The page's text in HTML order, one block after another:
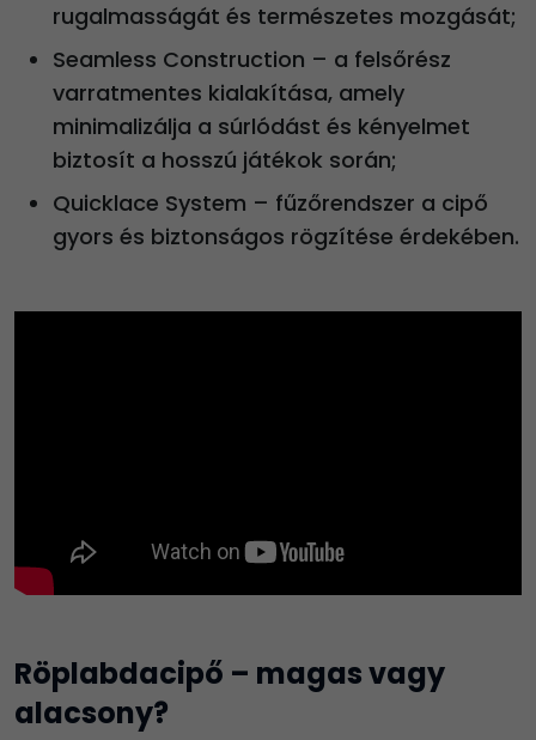
rugalmasságát és természetes mozgását;
Seamless Construction – a felsőrész
varratmentes kialakítása, amely
minimalizálja a súrlódást és kényelmet
biztosít a hosszú játékok során;
Quicklace System – fűzőrendszer a cipő
gyors és biztonságos rögzítése érdekében.
Röplabdacipő – magas vagy
alacsony?